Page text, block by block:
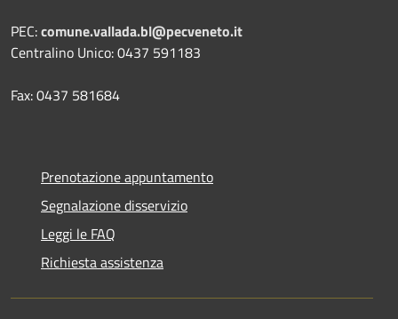
PEC:comune.vallada.bl@pecveneto.it
Centralino Unico: 0437 591183
Fax: 0437 581684
Prenotazione appuntamento
Segnalazione disservizio
Leggi le FAQ
Richiesta assistenza